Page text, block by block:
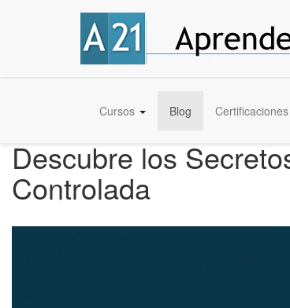
Cursos Blog Certificaciones
Descubre los
Controlada